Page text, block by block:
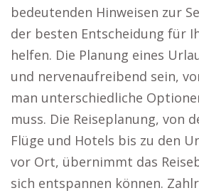
bedeutenden Hinweisen zur
der besten Entscheidung für
helfen. Die Planung eines
und nervenaufreibend sein,
man unterschiedliche
muss. Die Reiseplanung, von
Flüge und Hotels bis zu den
vor Ort, übernimmt das
sich entspannen können.